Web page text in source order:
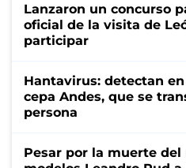
Lanzaron un concurso
oficial de la visita de
participar
Hantavirus: detectan
cepa Andes, que se
persona
Pesar por la muerte